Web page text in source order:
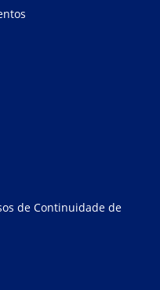
de Continuidade de